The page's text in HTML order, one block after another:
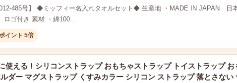
485号】 ◆ミッフィー名入れタオルセット◆ 生産地 ・MADE IN JAPAN
ゴ付き 素材 ・綿100…
イント 5倍
使える！シリコンストラップ おもちゃストラップ トイストラップ
ダー マグストラップ くすみカラー シリコン ストラップ 落とさない